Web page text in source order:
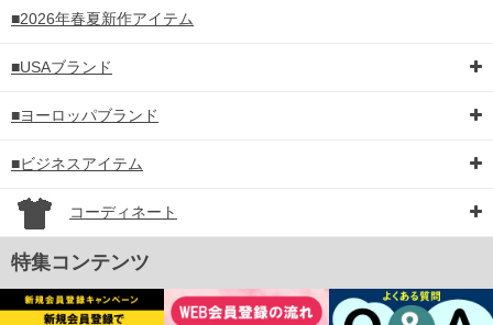
■2026年春夏新作アイテム
■USAブランド
■ヨーロッパブランド
■ビジネスアイテム
コーディネート
特集コンテンツ